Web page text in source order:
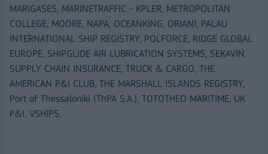
MARIGASES, MARINETRAFFIC - KPLER, METROPOLITAN
COLLEGE, MOORE, NAPA, OCEANKING, ORIANI, PALAU
INTERNATIONAL SHIP REGISTRY, POLFORCE, RIDGE GLOBAL
EUROPE, SHIPGLIDE AIR LUBRICATION SYSTEMS, SEKAVIN,
SUPPLY CHAIN INSURANCE, TRUCK & CARGO, THE
AMERICAN P&I CLUB, THE MARSHALL ISLANDS REGISTRY,
Port of Thessaloniki (ThPA S.A.), TOTOTHEO MARITIME, UK
P&I, VSHIPS.